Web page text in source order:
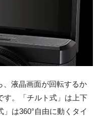
、液晶画面が回転するか
す。「チルト式」は上下
は360°自由に動くタイ